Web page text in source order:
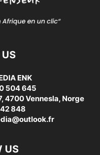
ENK
504 645
4700 Vennesla, Norge
848
US